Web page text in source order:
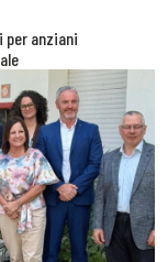
per anziani